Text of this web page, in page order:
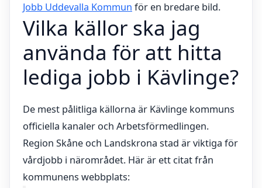
Jobb Uddevalla Kommun för en bredare bild.
Vilka källor ska jag
använda för att hitta
lediga jobb i Kävlinge?
De mest pålitliga källorna är Kävlinge kommuns
officiella kanaler och Arbetsförmedlingen.
Region Skåne och Landskrona stad är viktiga för
vårdjobb i närområdet. Här är ett citat från
kommunens webbplats: